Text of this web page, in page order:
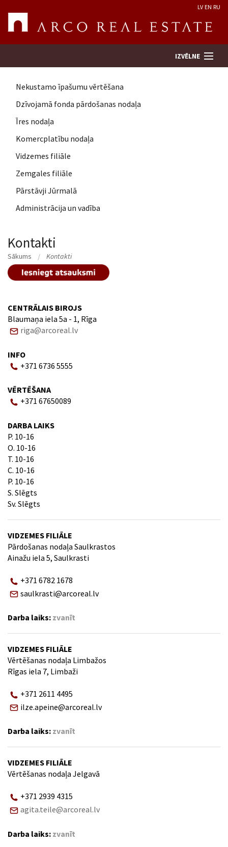
LV EN RU
IZVĒLNE
Meklēt īpašumu
Novērtēt īpašumu
Uzņēmums
Kontakti
Nekustamo īpašumu vērtēšana
Dzīvojamā fonda pārdošanas nodaļa
Īres nodaļa
Komercplatību nodaļa
Vidzemes filiāle
Zemgales filiāle
Pārstāvji Jūrmalā
Administrācija un vadība
Kontakti
Sākums Kontakti
CENTRĀLAIS BIROJS
Blaumaņa iela 5a - 1, Rīga
riga@arcoreal.lv
INFO
+371 6736 5555
VĒRTĒŠANA
+371 67650089
DARBA LAIKS
P. 10-16
O. 10-16
T. 10-16
C. 10-16
P. 10-16
S. Slēgts
Sv. Slēgts
VIDZEMES FILIĀLE
Pārdošanas nodaļa Saulkrastos
Ainažu iela 5, Saulkrasti
+371 6782 1678
saulkrasti@arcoreal.lv
Darba laiks: zvanīt
VIDZEMES FILIĀLE
Vērtēšanas nodaļa Limbažos
Rīgas iela 7, Limbaži
+371 2611 4495
ilze.apeine@arcoreal.lv
Darba laiks: zvanīt
VIDZEMES FILIĀLE
Vērtēšanas nodaļa Jelgavā
+371 2939 4315
agita.teile@arcoreal.lv
Darba laiks: zvanīt